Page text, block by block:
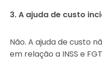
3. A ajuda de custo
Não. A ajuda de custo
em relação a INSS e